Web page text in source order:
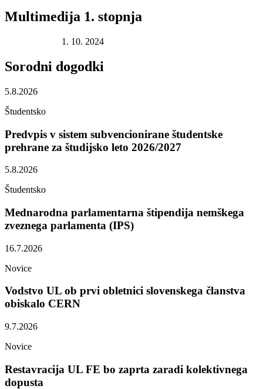
Multimedija 1. stopnja
1. 10. 2024
Sorodni dogodki
5.8.2026
Študentsko
Predvpis v sistem subvencionirane študentske
prehrane za študijsko leto 2026/2027
5.8.2026
Študentsko
Mednarodna parlamentarna štipendija nemškega
zveznega parlamenta (IPS)
16.7.2026
Novice
Vodstvo UL ob prvi obletnici slovenskega članstva
obiskalo CERN
9.7.2026
Novice
Restavracija UL FE bo zaprta zaradi kolektivnega
dopusta